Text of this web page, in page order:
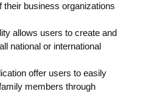
business organizations
allows users to create and
national or international
offer users to easily
members through